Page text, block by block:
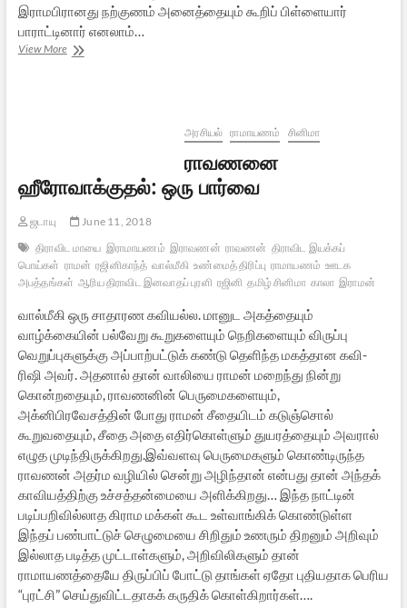
இராமபிரானது நற்குணம் அனைத்தையும் கூறிப் பிள்ளையார்
பாராட்டினார் எனலாம்…
View Moreஇராவணனின்
அரசியல் ராமாயணம் சினிமா
ராவணனை
ஹீரோவாக்குதல்: ஒரு பார்வை
ஜடாயு
June 11, 2018
திராவிட மாயை இராமாயணம் இராவணன் ராவணன் திராவிட இயக்கப்
பொய்கள் ராமன் ரஜினிகாந்த் வால்மீகி உண்மைத் திரிப்பு ராமாயணம் ஊடக
அபத்தங்கள் ஆரிய திராவிட இனவாதப் புரளி ரஜினி தமிழ் சினிமா காலா இராமன்
வால்மீகி ஒரு சாதாரண கவியல்ல. மானுட அகத்தையும்
வாழ்க்கையின் பல்வேறு கூறுகளையும் நெறிகளையும் விருப்பு
வெறுப்புகளுக்கு அப்பாற்பட்டுக் கண்டு தெளிந்த மகத்தான கவி-
ரிஷி அவர். அதனால் தான் வாலியை ராமன் மறைந்து நின்று
கொன்றதையும், ராவணனின் பெருமைகளையும்,
அக்னிபிரவேசத்தின் போது ராமன் சீதையிடம் கடுஞ்சொல்
கூறுவதையும், சீதை அதை எதிர்கொள்ளும் துயரத்தையும் அவரால்
எழுத முடிந்திருக்கிறது.இவ்வளவு பெருமைகளும் கொண்டிருந்த
ராவணன் அதர்ம வழியில் சென்று அழிந்தான் என்பது தான் அந்தக்
காவியத்திற்கு உச்சத்தன்மையை அளிக்கிறது… இந்த நாட்டின்
படிப்பறிவில்லாத கிராம மக்கள் கூட உள்வாங்கிக் கொண்டுள்ள
இந்தப் பண்பாட்டுச் செழுமையை சிறிதும் உணரும் திறனும் அறிவும்
இல்லாத படித்த முட்டாள்களும், அறிவிலிகளும் தான்
ராமாயணத்தையே திருப்பிப் போட்டு தாங்கள் ஏதோ புதியதாக பெரிய
“புரட்சி” செய்துவிட்டதாகக் கருதிக் கொள்கிறார்கள்….